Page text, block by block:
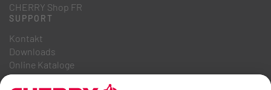
CHERRY Shop FR
SUPPORT
Kontakt
Downloads
Online Kataloge
FAQ